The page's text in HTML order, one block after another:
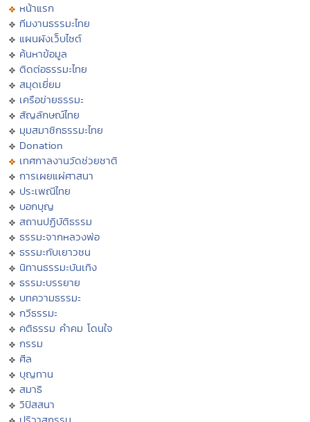
หน้าแรก
ทีมงานธรรมะไทย
แผนผังเว็บไซต์
ค้นหาข้อมูล
ติดต่อธรรมะไทย
สมุดเยี่ยม
เครือข่ายธรรมะ
สัญลักษณ์ไทย
มุมสมาชิกธรรมะไทย
Donation
เทศกาลงานวัดช่วยชาติ
การเผยแผ่ศาสนา
ประเพณีไทย
บอกบุญ
สถานปฏิบัติธรรม
ธรรมะจากหลวงพ่อ
ธรรมะกับเยาวชน
นิทานธรรมะบันเทิง
ธรรมะบรรยาย
บทความธรรมะ
กวีธรรมะ
คติธรรม คำคม โดนใจ
กรรม
ศีล
บุญทาน
สมาธิ
วิปัสสนา